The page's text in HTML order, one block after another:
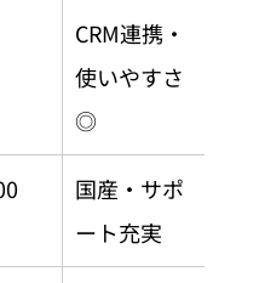
CRM連携・
使いやすさ
◎
国産・サポ
ート充実